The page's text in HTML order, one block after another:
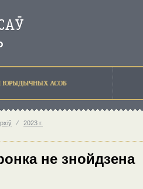
ЮРЫДЫЧНЫХ АСОБ
⁄ 2023 г.
не знойдзена